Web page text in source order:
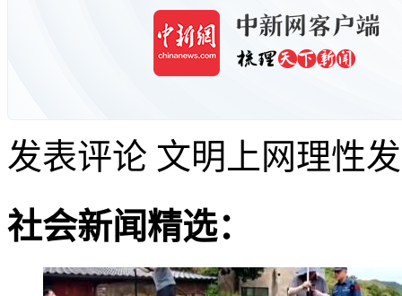
发表评论 文明上网理性
社会新闻精选：